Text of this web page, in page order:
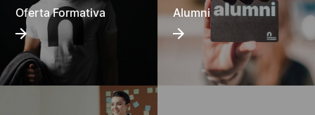
Oferta Formativa Alumni